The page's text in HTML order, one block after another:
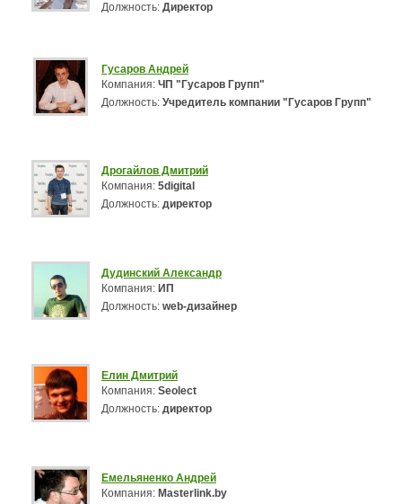
Должность: Директор
Гусаров Андрей
Компания: ЧП "Гусаров Групп"
Должность: Учредитель компании "Гусаров Групп"
Дрогайлов Дмитрий
Компания: 5digital
Должность: директор
Дудинский Александр
Компания: ИП
Должность: web-дизайнер
Елин Дмитрий
Компания: Seolect
Должность: директор
Емельяненко Андрей
Компания: Masterlink.by